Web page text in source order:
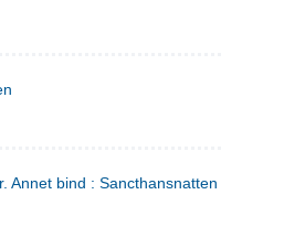
Annet bind : Sancthansnatten ; Fru Inger